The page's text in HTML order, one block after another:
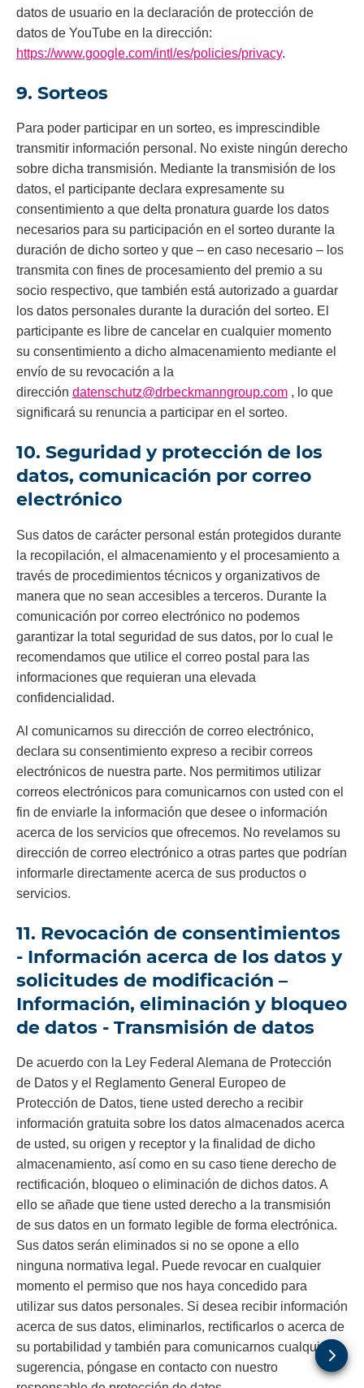
datos de usuario en la declaración de protección de
datos de YouTube en la dirección:
https://www.google.com/intl/es/policies/privacy.
9. Sorteos
Para poder participar en un sorteo, es imprescindible
transmitir información personal. No existe ningún derecho
sobre dicha transmisión. Mediante la transmisión de los
datos, el participante declara expresamente su
consentimiento a que delta pronatura guarde los datos
necesarios para su participación en el sorteo durante la
duración de dicho sorteo y que – en caso necesario – los
transmita con fines de procesamiento del premio a su
socio respectivo, que también está autorizado a guardar
los datos personales durante la duración del sorteo. El
participante es libre de cancelar en cualquier momento
su consentimiento a dicho almacenamiento mediante el
envío de su revocación a la
dirección datenschutz@drbeckmanngroup.com , lo que
significará su renuncia a participar en el sorteo.
10. Seguridad y protección de los
datos, comunicación por correo
electrónico
Sus datos de carácter personal están protegidos durante
la recopilación, el almacenamiento y el procesamiento a
través de procedimientos técnicos y organizativos de
manera que no sean accesibles a terceros. Durante la
comunicación por correo electrónico no podemos
garantizar la total seguridad de sus datos, por lo cual le
recomendamos que utilice el correo postal para las
informaciones que requieran una elevada
confidencialidad.
Al comunicarnos su dirección de correo electrónico,
declara su consentimiento expreso a recibir correos
electrónicos de nuestra parte. Nos permitimos utilizar
correos electrónicos para comunicarnos con usted con el
fin de enviarle la información que desee o información
acerca de los servicios que ofrecemos. No revelamos su
dirección de correo electrónico a otras partes que podrían
informarle directamente acerca de sus productos o
servicios.
11. Revocación de consentimientos
- Información acerca de los datos y
solicitudes de modificación –
Información, eliminación y bloqueo
de datos - Transmisión de datos
De acuerdo con la Ley Federal Alemana de Protección
de Datos y el Reglamento General Europeo de
Protección de Datos, tiene usted derecho a recibir
información gratuita sobre los datos almacenados acerca
de usted, su origen y receptor y la finalidad de dicho
almacenamiento, así como en su caso tiene derecho de
rectificación, bloqueo o eliminación de dichos datos. A
ello se añade que tiene usted derecho a la transmisión
de sus datos en un formato legible de forma electrónica.
Sus datos serán eliminados si no se opone a ello
ninguna normativa legal. Puede revocar en cualquier
momento el permiso que nos haya concedido para
utilizar sus datos personales. Si desea recibir información
acerca de sus datos, eliminarlos, rectificarlos o acerca de
su portabilidad y también para comunicarnos cualquier
sugerencia, póngase en contacto con nuestro